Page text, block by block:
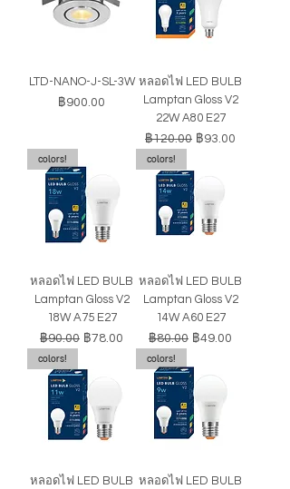
LTD-NANO-J-SL-3W
ราคา
฿900.00
หลอดไฟ LED BULB
Lamptan Gloss V2
22W A80 E27
ราคาปกติ
฿120.00 ราคาขายลด
฿93.00
colors!
หลอดไฟ LED BULB
Lamptan Gloss V2
18W A75 E27
ราคาปกติ
฿90.00 ราคาขายลด
฿78.00
colors!
หลอดไฟ LED BULB
Lamptan Gloss V2
14W A60 E27
ราคาปกติ
฿80.00 ราคาขายลด
฿49.00
colors!
หลอดไฟ LED BULB
colors!
หลอดไฟ LED BULB